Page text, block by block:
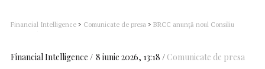
Financial Intelligence > Comunicate de presa > BRCC anunță noul Consiliu
Financial Intelligence 8 iunie 2026, 13:18 Comunicate de presa